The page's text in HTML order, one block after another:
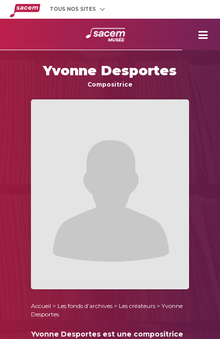
TOUS NOS SITES
Yvonne Desportes
Compositrice
Accueil > Les fonds d’archives > Les créateurs > Yvonne
Desportes
Yvonne Desportes est une compositrice